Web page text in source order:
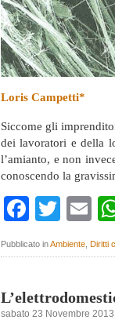
Loris Campetti*
Siccome gli
dei lavoratori e della
l’amianto, e non
conoscendo la
Pubblicato inAmbiente Diritti
sabato 23 Novembre 2013